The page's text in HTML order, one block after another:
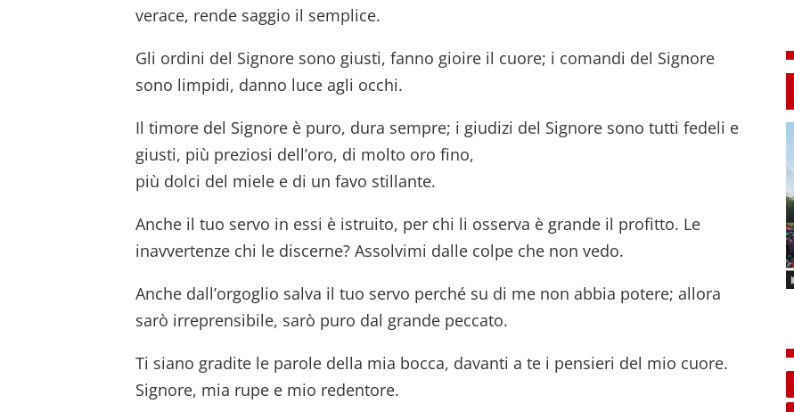
verace, rende saggio il semplice.
Gli ordini del Signore sono giusti, fanno gioire il cuore; i comandi del Signore
sono limpidi, danno luce agli occhi.
Il timore del Signore è puro, dura sempre; i giudizi del Signore sono tutti fedeli e
giusti, più preziosi dell’oro, di molto oro fino,
più dolci del miele e di un favo stillante.
Anche il tuo servo in essi è istruito, per chi li osserva è grande il profitto. Le
inavvertenze chi le discerne? Assolvimi dalle colpe che non vedo.
Anche dall’orgoglio salva il tuo servo perché su di me non abbia potere; allora
sarò irreprensibile, sarò puro dal grande peccato.
Ti siano gradite le parole della mia bocca, davanti a te i pensieri del mio cuore.
Signore, mia rupe e mio redentore.